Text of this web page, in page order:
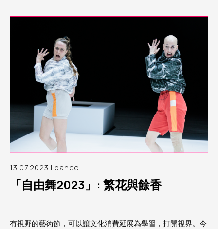
13.07.2023 | dance
「自由舞2023」: 繁花與餘香
有視野的藝術節，可以讓文化消費延展為學習，打開視界。今